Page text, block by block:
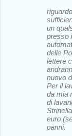
un
presso
delle
lettere
nuovo
Per il
da mia
di
euro
panni.